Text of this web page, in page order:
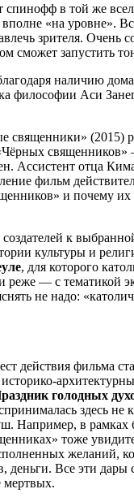
спинофф в той же
«на уровне».
зрителя. Очень
сможет запустить
наличию
философии Аси
священники» (2015)
Ассистент отца
фильм
и почему их
к
культуры и
, для которого
— с тематикой
не надо:
действия фильма
голодных
здесь не
Например, в
тоже
желаний,
Все эти
мертвых.